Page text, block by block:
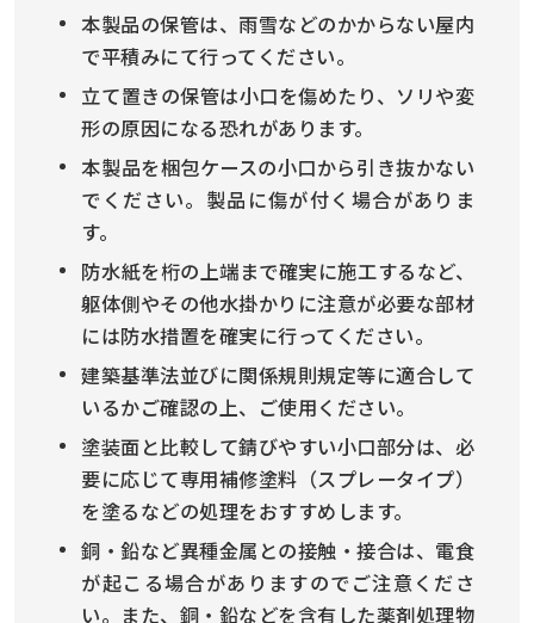
本製品の保管は、雨雪などのかからない屋内
で平積みにて行ってください。
立て置きの保管は小口を傷めたり、ソリや変
形の原因になる恐れがあります。
本製品を梱包ケースの小口から引き抜かない
でください。製品に傷が付く場合がありま
す。
防水紙を桁の上端まで確実に施工するなど、
躯体側やその他水掛かりに注意が必要な部材
には防水措置を確実に行ってください。
建築基準法並びに関係規則規定等に適合して
いるかご確認の上、ご使用ください。
塗装面と比較して錆びやすい小口部分は、必
要に応じて専用補修塗料（スプレータイプ）
を塗るなどの処理をおすすめします。
銅・鉛など異種金属との接触・接合は、電食
が起こる場合がありますのでご注意くださ
い。また、銅・鉛などを含有した薬剤処理物